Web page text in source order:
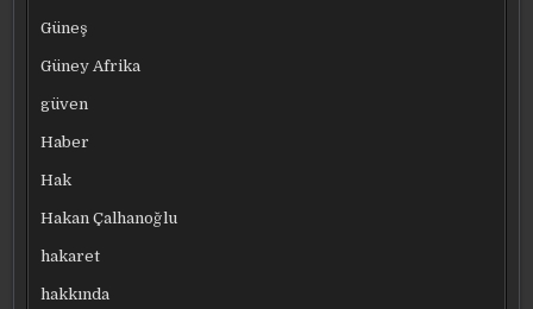
Güneş
Güney Afrika
güven
Haber
Hak
Hakan Çalhanoğlu
hakaret
hakkında